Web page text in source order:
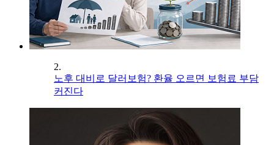
2.
노후 대비로 달러보험? 환율 오르면 보험료 부담
커진다